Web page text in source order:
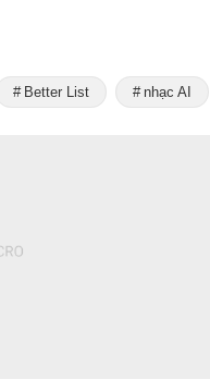
Better List nhạc AI